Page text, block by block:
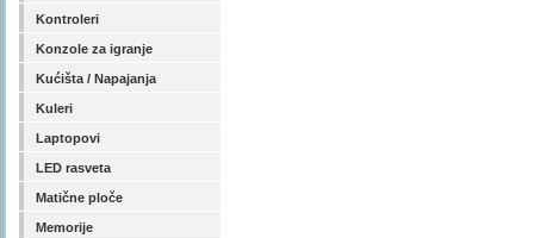
Kontroleri
Konzole za igranje
Kućišta / Napajanja
Kuleri
Laptopovi
LED rasveta
Matične ploče
Memorije